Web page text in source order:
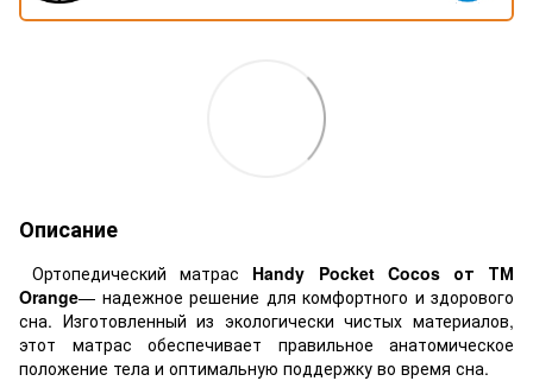
Описание
Ортопедический матрас Handy Pocket Cocosот ТМ
Orange— надежное решение для комфортного и здорового
сна. Изготовленный из экологически чистых материалов,
этот матрас обеспечивает правильное анатомическое
положение тела и оптимальную поддержку во время сна.